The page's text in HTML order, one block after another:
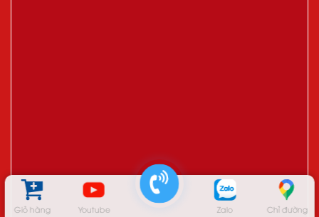
Giỏ hàng Youtube Zalo Chỉ đường